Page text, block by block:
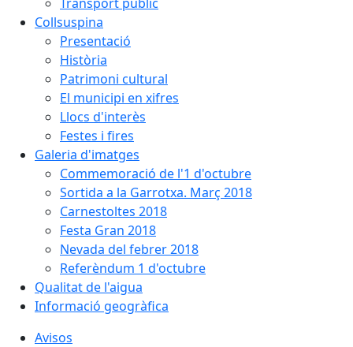
Collsuspina
Presentació
Història
Patrimoni cultural
El municipi en xifres
Llocs d'interès
Festes i fires
Galeria d'imatges
Commemoració de l'1 d'octubre
Sortida a la Garrotxa. Març 2018
Carnestoltes 2018
Festa Gran 2018
Nevada del febrer 2018
Referèndum 1 d'octubre
Qualitat de l'aigua
Informació geogràfica
Avisos